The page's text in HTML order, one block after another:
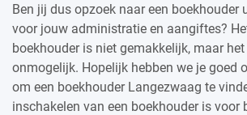
Ben jij dus opzoek naar een boekhouder
voor jouw administratie en aangiftes?
boekhouder is niet gemakkelijk, maar
onmogelijk. Hopelijk hebben we je goed
om een boekhouder Langezwaag te
inschakelen van een boekhouder is voor